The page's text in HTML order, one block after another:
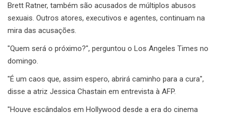
Brett Ratner, também são acusados ​​de múltiplos abusos
sexuais. Outros atores, executivos e agentes, continuam na
mira das acusações.
"Quem será o próximo?", perguntou o Los Angeles Times no
domingo.
"É um caos que, assim espero, abrirá caminho para a cura",
disse a atriz Jessica Chastain em entrevista à AFP.
"Houve escândalos em Hollywood desde a era do cinema